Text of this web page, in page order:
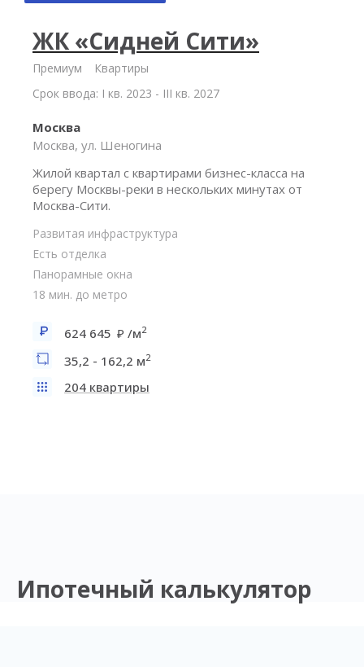
ЖК «Сидней Сити»
Премиум
Квартиры
Срок ввода: I кв. 2023 - III кв. 2027
Москва
Москва, ул. Шеногина
Жилой квартал с квартирами бизнес-класса на
берегу Москвы-реки в нескольких минутах от
Москва-Сити.
Развитая инфраструктура
Есть отделка
Панорамные окна
18 мин. до метро
624 645 /м2
35,2 - 162,2 м2
204 квартиры
Ипотечный калькулятор